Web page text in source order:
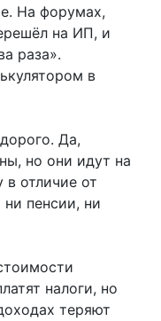
На форумах,
на ИП, и
раза».
в
Да,
но они идут на
отличие от
ни пенсии, ни
налоги, но
теряют